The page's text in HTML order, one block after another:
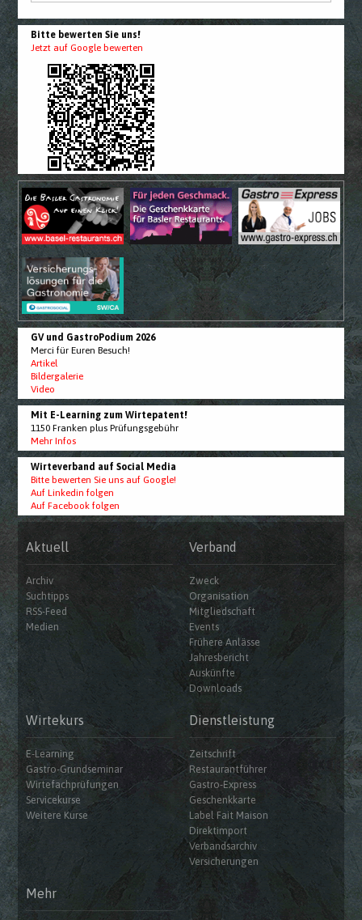
Bitte bewerten Sie uns!
Jetzt auf Google bewerten
GV und GastroPodium 2026
Merci für Euren Besuch!
Artikel
Bildergalerie
Video
Mit E-Learning zum Wirtepatent!
1150 Franken plus Prüfungsgebühr
Mehr Infos
Wirteverband auf Social Media
Bitte bewerten Sie uns auf Google!
Auf Linkedin folgen
Auf Facebook folgen
Aktuell
Archiv
Suchtipps
RSS-Feed
Medien
Verband
Zweck
Organisation
Mitgliedschaft
Events
Frühere Anlässe
Jahresbericht
Auskünfte
Downloads
Wirtekurs
E-Learning
Gastro-Grundseminar
Wirtefachprüfungen
Servicekurse
Weitere Kurse
Dienstleistung
Zeitschrift
Restaurantführer
Gastro-Express
Geschenkkarte
Label Fait Maison
Direktimport
Verbandsarchiv
Versicherungen
Mehr